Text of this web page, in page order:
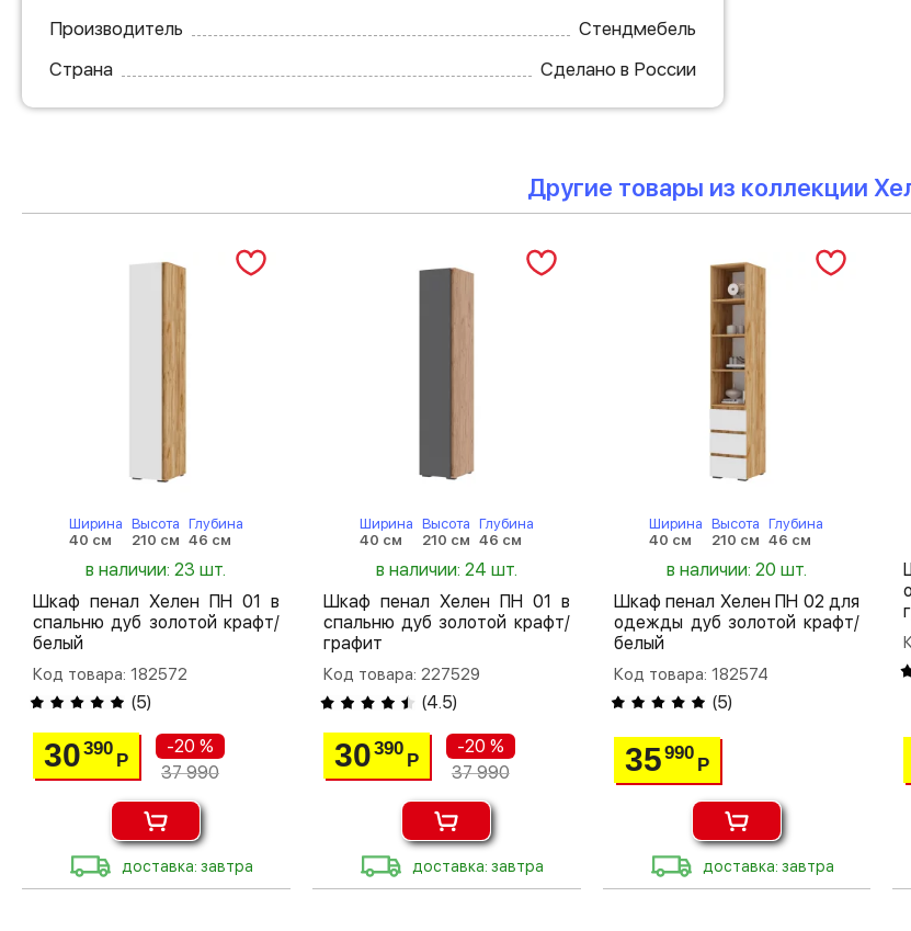
Производитель
Стендмебель
Страна
Сделано в России
Другие товары из коллекции
Ширина
40 см
Высота
210 см
Глубина
46 см
в наличии: 23 шт.
Шкаф пенал Хелен ПН 01 в
спальню дуб золотой крафт/
белый
Код товара: 182572
(5)
30390
Р
-20 %
37 990
доставка: завтра
Ширина
40 см
Высота
210 см
Глубина
46 см
в наличии: 24 шт.
Шкаф пенал Хелен ПН 01 в
спальню дуб золотой крафт/
графит
Код товара: 227529
(4.5)
30390
Р
-20 %
37 990
доставка: завтра
Ширина
40 см
Высота
210 см
Глубина
46 см
в наличии: 20 шт.
Шкаф пенал Хелен ПН 02 для
одежды дуб золотой крафт/
белый
Код товара: 182574
(5)
35990
Р
доставка: завтра